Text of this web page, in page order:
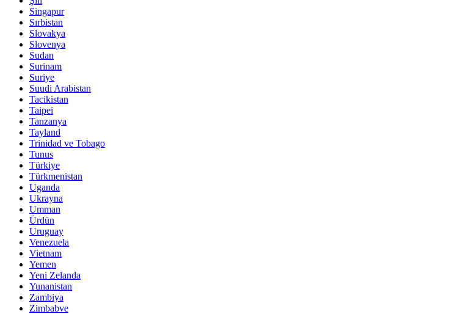
Singapur
Sırbistan
Slovakya
Slovenya
Sudan
Surinam
Suriye
Suudi Arabistan
Tacikistan
Taipei
Tanzanya
Tayland
Trinidad ve Tobago
Tunus
Türkiye
Türkmenistan
Uganda
Ukrayna
Umman
Ürdün
Uruguay
Venezuela
Vietnam
Yemen
Yeni Zelanda
Yunanistan
Zambiya
Zimbabve